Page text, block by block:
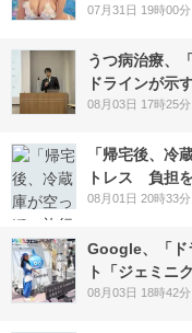
07月31日 19時00分
うつ病治療、
ドラインが示
08月03日 17時25分
「帰宅後、冷
トレス 負担
08月01日 20時33分
Google、「ド
ト「ジェミニ
08月03日 18時42分